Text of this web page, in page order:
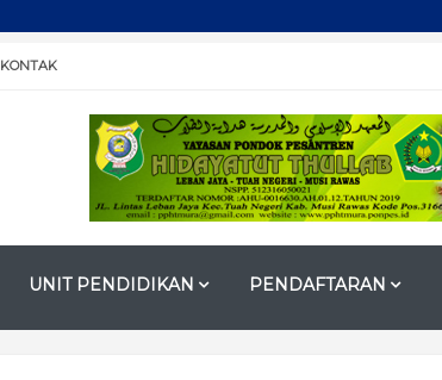
KONTAK
UNIT PENDIDIKAN PENDAFTARAN